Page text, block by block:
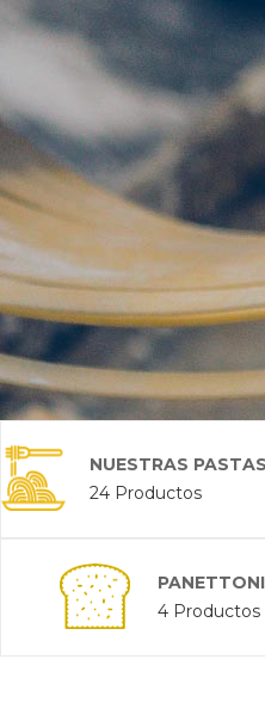
NUESTRAS
SALSAS
24 Productos
PANETTONI
4 Productos